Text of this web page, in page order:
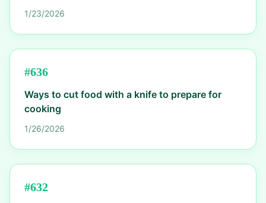
1/23/2026
#636
Ways to cut food with a knife to prepare for
cooking
1/26/2026
#632